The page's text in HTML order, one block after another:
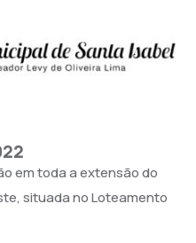
em toda a extensão do
situada no Loteamento